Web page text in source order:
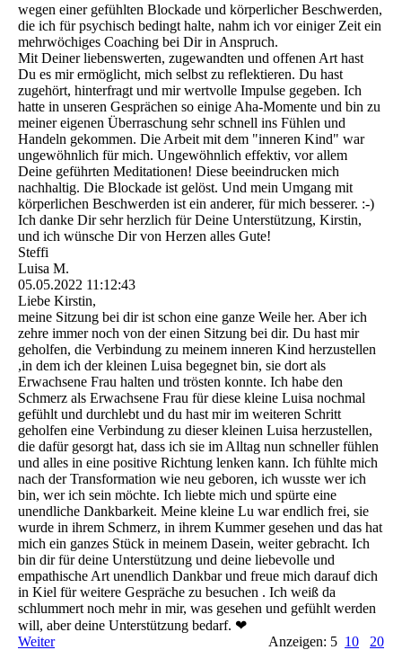
wegen einer gefühlten Blockade und körperlicher Beschwerden,
die ich für psychisch bedingt halte, nahm ich vor einiger Zeit ein
mehrwöchiges Coaching bei Dir in Anspruch.
Mit Deiner liebenswerten, zugewandten und offenen Art hast
Du es mir ermöglicht, mich selbst zu reflektieren. Du hast
zugehört, hinterfragt und mir wertvolle Impulse gegeben. Ich
hatte in unseren Gesprächen so einige Aha-Momente und bin zu
meiner eigenen Überraschung sehr schnell ins Fühlen und
Handeln gekommen. Die Arbeit mit dem "inneren Kind" war
ungewöhnlich für mich. Ungewöhnlich effektiv, vor allem
Deine geführten Meditationen! Diese beeindrucken mich
nachhaltig. Die Blockade ist gelöst. Und mein Umgang mit
körperlichen Beschwerden ist ein anderer, für mich besserer. :-)
Ich danke Dir sehr herzlich für Deine Unterstützung, Kirstin,
und ich wünsche Dir von Herzen alles Gute!
Steffi
Luisa M.
05.05.2022 11:12:43
Liebe Kirstin,
meine Sitzung bei dir ist schon eine ganze Weile her. Aber ich
zehre immer noch von der einen Sitzung bei dir. Du hast mir
geholfen, die Verbindung zu meinem inneren Kind herzustellen
,in dem ich der kleinen Luisa begegnet bin, sie dort als
Erwachsene Frau halten und trösten konnte. Ich habe den
Schmerz als Erwachsene Frau für diese kleine Luisa nochmal
gefühlt und durchlebt und du hast mir im weiteren Schritt
geholfen eine Verbindung zu dieser kleinen Luisa herzustellen,
die dafür gesorgt hat, dass ich sie im Alltag nun schneller fühlen
und alles in eine positive Richtung lenken kann. Ich fühlte mich
nach der Transformation wie neu geboren, ich wusste wer ich
bin, wer ich sein möchte. Ich liebte mich und spürte eine
unendliche Dankbarkeit. Meine kleine Lu war endlich frei, sie
wurde in ihrem Schmerz, in ihrem Kummer gesehen und das hat
mich ein ganzes Stück in meinem Dasein, weiter gebracht. Ich
bin dir für deine Unterstützung und deine liebevolle und
empathische Art unendlich Dankbar und freue mich darauf dich
in Kiel für weitere Gespräche zu besuchen . Ich weiß da
schlummert noch mehr in mir, was gesehen und gefühlt werden
will, aber deine Unterstützung bedarf. ❤
Weiter
Anzeigen: 5 10 20